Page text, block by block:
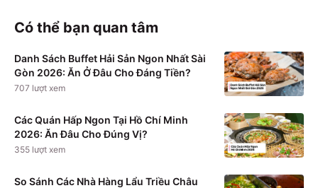
Có thể bạn quan tâm
Danh Sách Buffet Hải Sản Ngon Nhất Sài
Gòn 2026: Ăn Ở Đâu Cho Đáng Tiền?
707 lượt xem
Các Quán Hấp Ngon Tại Hồ Chí Minh
2026: Ăn Đâu Cho Đúng Vị?
355 lượt xem
So Sánh Các Nhà Hàng Lẩu Triều Châu